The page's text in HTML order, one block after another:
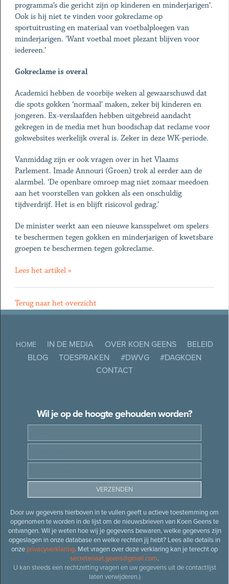
programma’s die gericht zijn op kinderen en minderjarigen’.
Ook is hij niet te vinden voor gokreclame op
sportuitrusting en materiaal van voetbalploegen van
minderjarigen. 'Want voetbal moet plezant blijven voor
iedereen.’
Gokreclame is overal
Academici hebben de voorbije weken al gewaarschuwd dat
die spots gokken ‘normaal’ maken, zeker bij kinderen en
jongeren. Ex-verslaafden hebben uitgebreid aandacht
gekregen in de media met hun boodschap dat reclame voor
gokwebsites werkelijk overal is. Zeker in deze WK-periode.
Vanmiddag zijn er ook vragen over in het Vlaams
Parlement. Imade Annouri (Groen) trok al eerder aan de
alarmbel. ‘De openbare omroep mag niet zomaar meedoen
aan het voorstellen van gokken als een onschuldig
tijdverdrijf. Het is en blijft risicovol gedrag.’
De minister werkt aan een nieuwe kansspelwet om spelers
te beschermen tegen gokken en minderjarigen of kwetsbare
groepen te beschermen tegen gokreclame.
Lees het artikel »
Terug naar het overzicht
HOME IN DE MEDIA OVER KOEN GEENS
BELEID
BLOG
TOESPRAKEN #DWVG
#DAGKOEN
CONTACT
Wil je op de hoogte gehouden worden?
Door uw gegevens hierboven in te vullen geeft u actieve toestemming om
opgenomen te worden in de lijst om de nieuwsbrieven van Koen Geens te
ontvangen. Wil je weten hoe wij je gegevens bewaren, welke gegevens zijn
opgeslagen in onze database en welke rechten jij hebt? Lees alle details in
onze privacyverklaring. Met vragen over deze verklaring kan je terecht op
secretariaat.geens@gmail.com.
U kan steeds een rechtzetting vragen en uw gegevens uit de contactlijst
laten verwijderen.)